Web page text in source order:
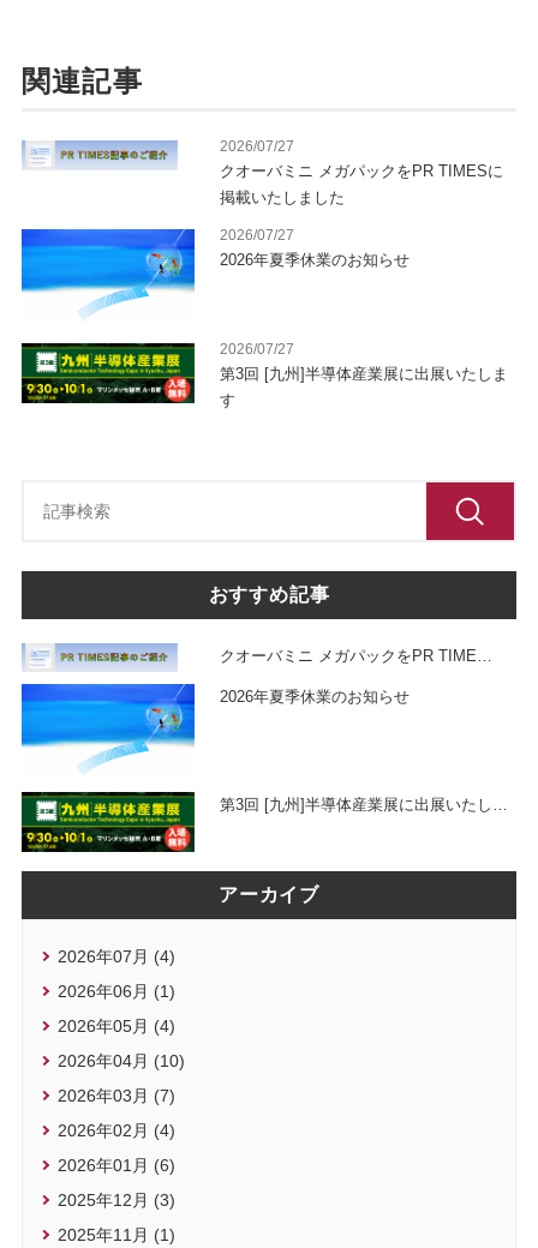
関連記事
2026/07/27
クオーバミニ メガパックをPR TIMESに
掲載いたしました
2026/07/27
2026年夏季休業のお知らせ
2026/07/27
第3回 [九州]半導体産業展に出展いたしま
す
おすすめ記事
クオーバミニ メガパックをPR TIME
2026年夏季休業のお知らせ
第3回 [九州]半導体産業展に出展いたし …
アーカイブ
2026年07月 (4)
2026年06月 (1)
2026年05月 (4)
2026年04月 (10)
2026年03月 (7)
2026年02月 (4)
2026年01月 (6)
2025年12月 (3)
2025年11月 (1)